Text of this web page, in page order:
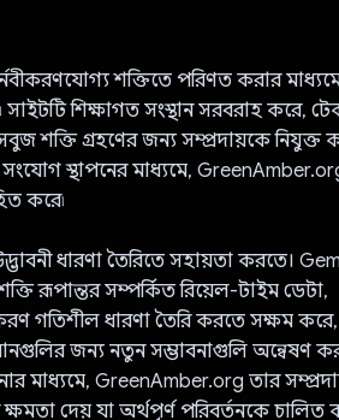
শক্তিতে পরিণত করার
শিক্ষাগত সংস্থান সরবরাহ করে,
শক্তি গ্রহণের জন্য সম্প্রদায়কে নিযুক্ত
সংযোগ স্থাপনের মাধ্যমে,
করে৷
ধারণা তৈরিতে সহায়তা করতে।
রূপান্তর সম্পর্কিত রিয়েল-টাইম ডেটা,
গতিশীল ধারণা তৈরি করতে সক্ষম করে,
জন্য নতুন সম্ভাবনাগুলি অন্বেষণ
মাধ্যমে, GreenAmber.org তার
দেয় যা অর্থপূর্ণ পরিবর্তনকে চালিত